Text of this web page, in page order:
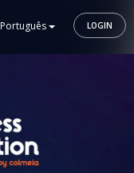
Português LOGIN